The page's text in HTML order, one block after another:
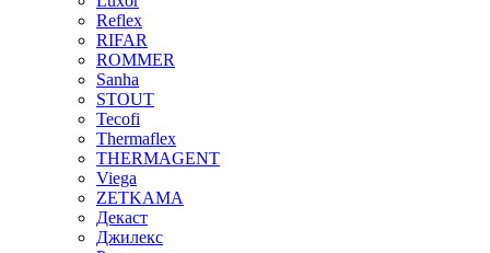
Reflex
RIFAR
ROMMER
Sanha
STOUT
Tecofi
Thermaflex
THERMAGENT
Viega
ZETKAMA
Декаст
Джилекс